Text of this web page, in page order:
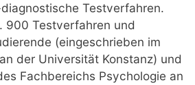
Testverfahren.
900 Testverfahren und
(eingeschrieben im
der Universität Konstanz) und
Fachbereichs Psychologie an